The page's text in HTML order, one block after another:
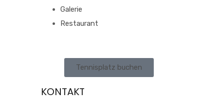
Galerie
Restaurant
Tennisplatz buchen
KONTAKT